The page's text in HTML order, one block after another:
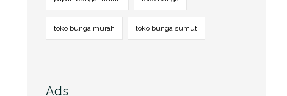
toko bunga murah toko bunga sumut
Ads